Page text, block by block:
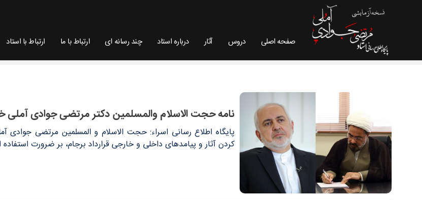
صفحه اصلی دروس آثار درباره استاد چند رسانه ای ارتباط با ما ارتباط با استاد
نامه حجت الاسلام والمسلمین دکتر مرتضی جوادی
پایگاه اطلاع رسانی اسراء: حجت الاسلام و المسلمین مرتضی جوادی
کردن آثار و پیامدهای داخلی و خارجی قرارداد برجام، بر ضرورت